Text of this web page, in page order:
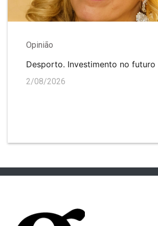
Opinião
Desporto. Investimento no futuro
2/08/2026